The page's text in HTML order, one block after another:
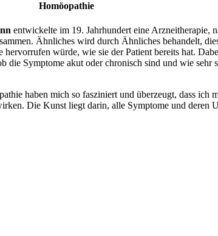
Homöopathie
entwickelte im 19. Jahrhundert eine Arzneitherapie,
Ähnliches wird durch Ähnliches behandelt,
würde, wie sie der Patient bereits hat.
Symptome akut oder chronisch sind und wie sehr
haben mich so fasziniert und überzeugt, dass ich
Die Kunst liegt darin, alle Symptome und deren